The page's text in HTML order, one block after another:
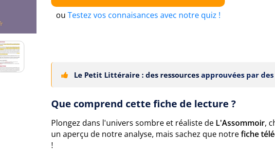
ou Testez vos connaisances avec notre quiz !
Le Petit Littéraire : des ressources approuvées par
Que comprend cette fiche de lecture ?
Plongez dans l'univers sombre et réaliste de L'Assommoir,
un aperçu de notre analyse, mais sachez que notrefiche
!